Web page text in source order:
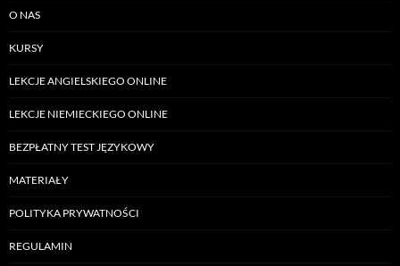
O NAS
KURSY
LEKCJE ANGIELSKIEGO ONLINE
LEKCJE NIEMIECKIEGO ONLINE
BEZPŁATNY TEST JĘZYKOWY
MATERIAŁY
POLITYKA PRYWATNOŚCI
REGULAMIN